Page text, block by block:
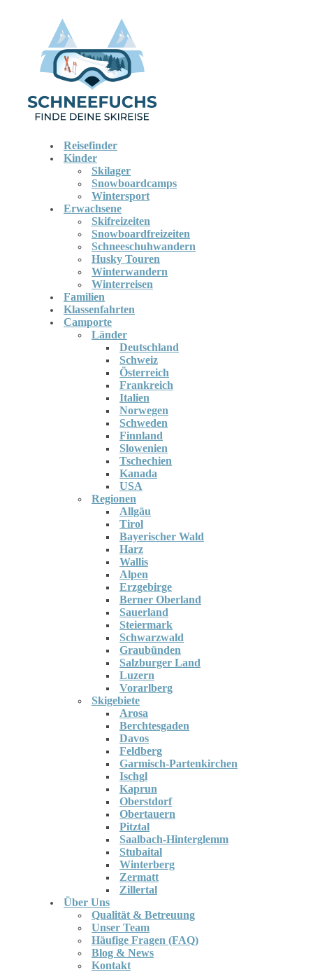
Reisefinder
Kinder
Skilager
Snowboardcamps
Wintersport
Erwachsene
Skifreizeiten
Snowboardfreizeiten
Schneeschuhwandern
Husky Touren
Winterwandern
Winterreisen
Familien
Klassenfahrten
Camporte
Länder
Deutschland
Schweiz
Österreich
Frankreich
Italien
Norwegen
Schweden
Finnland
Slowenien
Tschechien
Kanada
USA
Regionen
Allgäu
Tirol
Bayerischer Wald
Harz
Wallis
Alpen
Erzgebirge
Berner Oberland
Sauerland
Steiermark
Schwarzwald
Graubünden
Salzburger Land
Luzern
Vorarlberg
Skigebiete
Arosa
Berchtesgaden
Davos
Feldberg
Garmisch-Partenkirchen
Ischgl
Kaprun
Oberstdorf
Obertauern
Pitztal
Saalbach-Hinterglemm
Stubaital
Winterberg
Zermatt
Zillertal
Über Uns
Qualität & Betreuung
Unser Team
Häufige Fragen (FAQ)
Blog & News
Kontakt